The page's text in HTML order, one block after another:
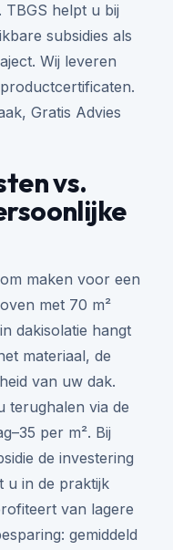
helpt u bij
subsidies als
Wij leveren
Gratis Advies
vs.
maken voor een
met 70 m²
dakisolatie hangt
materiaal, de
van uw dak.
terughalen via de
per m². Bij
de investering
u in de praktijk
van lagere
gemiddeld